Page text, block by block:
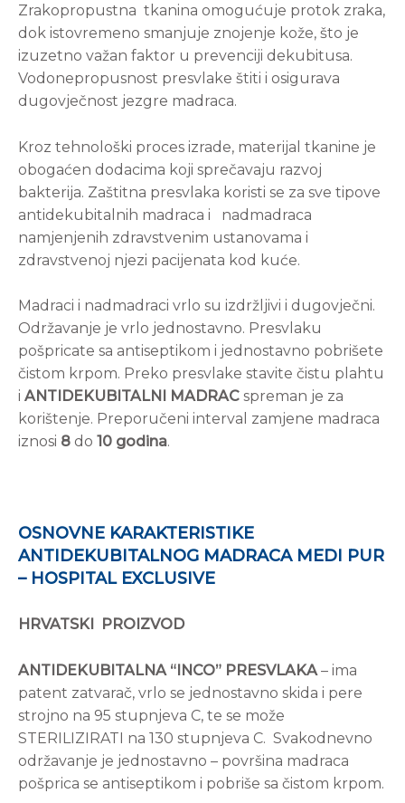
Zrakopropustna tkanina omogućuje protok zraka,
dok istovremeno smanjuje znojenje kože, što je
izuzetno važan faktor u prevenciji dekubitusa.
Vodonepropusnost presvlake štiti i osigurava
dugovječnost jezgre madraca.
Kroz tehnološki proces izrade, materijal tkanine je
obogaćen dodacima koji sprečavaju razvoj
bakterija. Zaštitna presvlaka koristi se za sve tipove
antidekubitalnih madraca i nadmadraca
namjenjenih zdravstvenim ustanovama i
zdravstvenoj njezi pacijenata kod kuće.
Madraci i nadmadraci vrlo su izdržljivi i dugovječni.
Održavanje je vrlo jednostavno. Presvlaku
pošpricate sa antiseptikom i jednostavno pobrišete
čistom krpom. Preko presvlake stavite čistu plahtu
i ANTIDEKUBITALNI MADRAC spreman je za
korištenje. Preporučeni interval zamjene madraca
iznosi 8 do 10 godina.
OSNOVNE KARAKTERISTIKE
ANTIDEKUBITALNOG MADRACA MEDI PUR
– HOSPITAL EXCLUSIVE
HRVATSKI PROIZVOD
ANTIDEKUBITALNA “INCO” PRESVLAKA – ima
patent zatvarač, vrlo se jednostavno skida i pere
strojno na 95 stupnjeva C, te se može
STERILIZIRATI na 130 stupnjeva C. Svakodnevno
održavanje je jednostavno – površina madraca
pošprica se antiseptikom i pobriše sa čistom krpom.